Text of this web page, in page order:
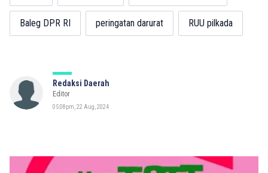
Baleg DPR RI peringatan darurat RUU pilkada
Redaksi Daerah
Editor
05:08pm, 22 Aug, 2024